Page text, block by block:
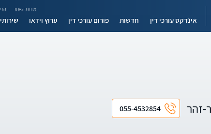
אודות האתר
אינדקס עורכי דין חדשות פורום עורכי דין ערוץ וידאו
זהר 055-4532854